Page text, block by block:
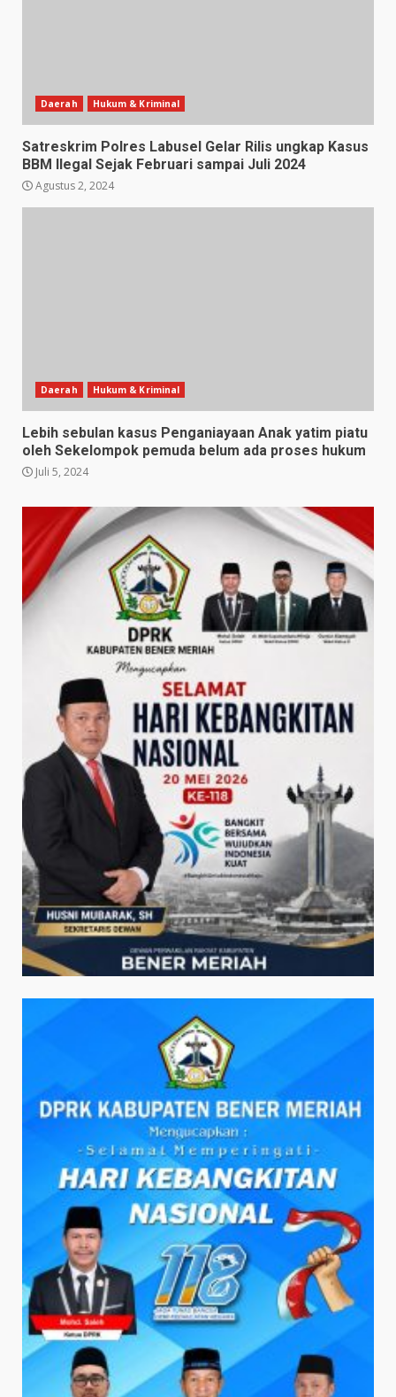
Daerah Hukum & Kriminal
Satreskrim Polres Labusel Gelar Rilis ungkap Kasus
BBM Ilegal Sejak Februari sampai Juli 2024
Agustus 2, 2024
Daerah Hukum & Kriminal
Lebih sebulan kasus Penganiayaan Anak yatim piatu
oleh Sekelompok pemuda belum ada proses hukum
Juli 5, 2024